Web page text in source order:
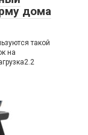
дома
такой
на